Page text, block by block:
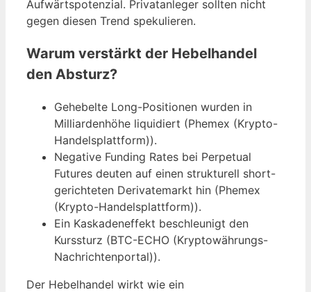
Aufwärtspotenzial. Privatanleger sollten nicht
gegen diesen Trend spekulieren.
Warum verstärkt der Hebelhandel
den Absturz?
Gehebelte Long-Positionen wurden in
Milliardenhöhe liquidiert (Phemex (Krypto-
Handelsplattform)).
Negative Funding Rates bei Perpetual
Futures deuten auf einen strukturell short-
gerichteten Derivatemarkt hin (Phemex
(Krypto-Handelsplattform)).
Ein Kaskadeneffekt beschleunigt den
Kurssturz (BTC-ECHO (Kryptowährungs-
Nachrichtenportal)).
Der Hebelhandel wirkt wie ein